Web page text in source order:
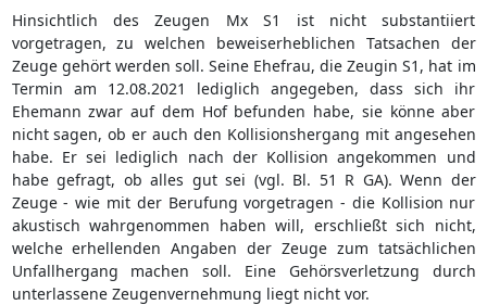
Hinsichtlich des Zeugen Mx S1 ist nicht substantiiert
vorgetragen, zu welchen beweiserheblichen Tatsachen der
Zeuge gehört werden soll. Seine Ehefrau, die Zeugin S1, hat im
Termin am 12.08.2021 lediglich angegeben, dass sich ihr
Ehemann zwar auf dem Hof befunden habe, sie könne aber
nicht sagen, ob er auch den Kollisionshergang mit angesehen
habe. Er sei lediglich nach der Kollision angekommen und
habe gefragt, ob alles gut sei (vgl. Bl. 51 R GA). Wenn der
Zeuge - wie mit der Berufung vorgetragen - die Kollision nur
akustisch wahrgenommen haben will, erschließt sich nicht,
welche erhellenden Angaben der Zeuge zum tatsächlichen
Unfallhergang machen soll. Eine Gehörsverletzung durch
unterlassene Zeugenvernehmung liegt nicht vor.